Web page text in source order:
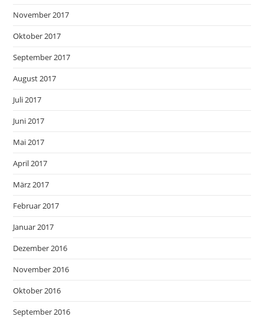
November 2017
Oktober 2017
September 2017
August 2017
Juli 2017
Juni 2017
Mai 2017
April 2017
März 2017
Februar 2017
Januar 2017
Dezember 2016
November 2016
Oktober 2016
September 2016